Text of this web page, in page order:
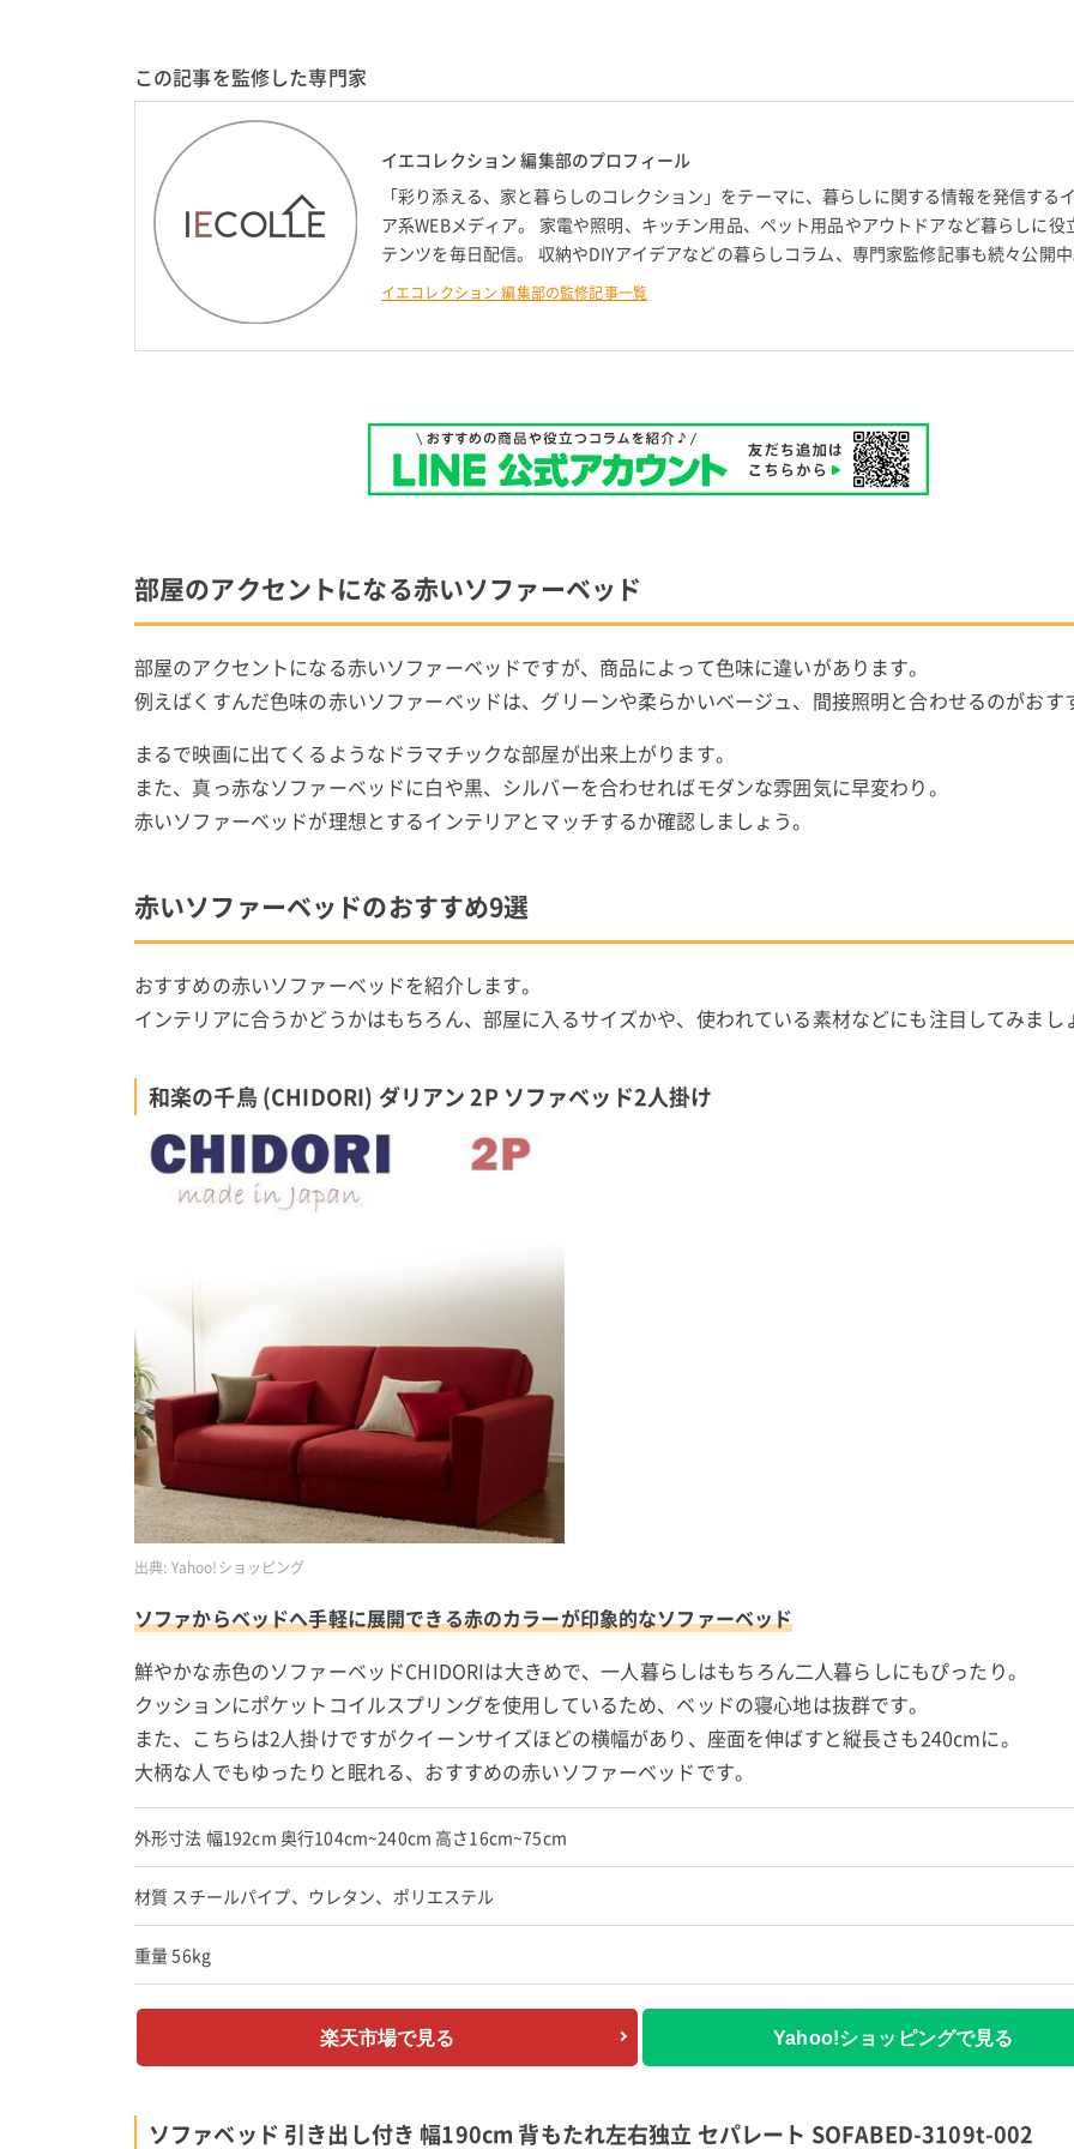
この記事を監修した専門家
イエコレクション 編集部のプロフィール
「彩り添える、家と暮らしのコレクション」をテーマに、暮らしに関する情報を発信する
ア系WEBメディア。 家電や照明、キッチン用品、ペット用品やアウトドアなど暮らしに役
テンツを毎日配信。 収納やDIYアイデアなどの暮らしコラム、専門家監修記事も続々公開中
イエコレクション 編集部の監修記事一覧
部屋のアクセントになる赤いソファーベッド
部屋のアクセントになる赤いソファーベッドですが、商品によって色味に違いがあります。
例えばくすんだ色味の赤いソファーベッドは、グリーンや柔らかいベージュ、間接照明と合わせるのがおす
まるで映画に出てくるようなドラマチックな部屋が出来上がります。
また、真っ赤なソファーベッドに白や黒、シルバーを合わせればモダンな雰囲気に早変わり。
赤いソファーベッドが理想とするインテリアとマッチするか確認しましょう。
赤いソファーベッドのおすすめ9選
おすすめの赤いソファーベッドを紹介します。
インテリアに合うかどうかはもちろん、部屋に入るサイズかや、使われている素材などにも注目してみまし
和楽の千鳥 (CHIDORI) ダリアン 2P ソファベッド2人掛け
出典: Yahoo!ショッピング
ソファからベッドへ手軽に展開できる赤のカラーが印象的なソファーベッド
鮮やかな赤色のソファーベッドCHIDORIは大きめで、一人暮らしはもちろん二人暮らしにもぴったり。
クッションにポケットコイルスプリングを使用しているため、ベッドの寝心地は抜群です。
また、こちらは2人掛けですがクイーンサイズほどの横幅があり、座面を伸ばすと縦長さも240cmに。
大柄な人でもゆったりと眠れる、おすすめの赤いソファーベッドです。
外形寸法 幅192cm 奥行104cm~240cm 高さ16cm~75cm
材質 スチールパイプ、ウレタン、ポリエステル
重量 56kg
楽天市場で見る Yahoo!ショッピングで見る
ソファベッド 引き出し付き 幅190cm 背もたれ左右独立 セパレート SOFABED-3109t-002